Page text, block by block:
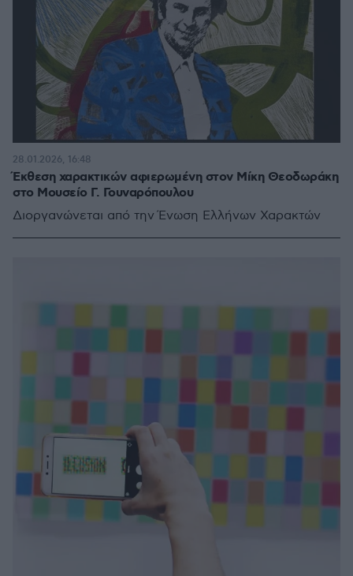
Έκθεση χαρακτικών αφιερωμένη στον Μίκη Θεοδωράκη
στο Μουσείο Γ. Γουναρόπουλου
Διοργανώνεται από την Ένωση Ελλήνων Χαρακτών
28.01.2026, 16:48